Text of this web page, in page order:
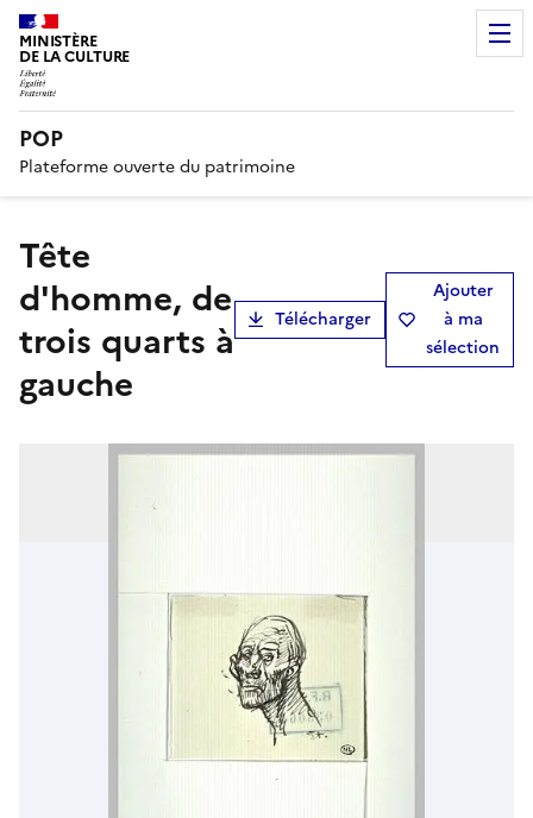
MINISTÈRE
DE LA CULTURE
POP
Plateforme ouverte du patrimoine
Tête
d'homme, de
trois quarts à
gauche
Télécharger
Ajouter
à ma
sélection